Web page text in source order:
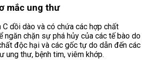
mắc ung thư
C dồi dào và có chứa các hợp chất
ngăn chặn sự phá hủy của các tế bào do
độc hại và các gốc tự do dẫn đến các
ung thư, bệnh tim, viêm khớp.